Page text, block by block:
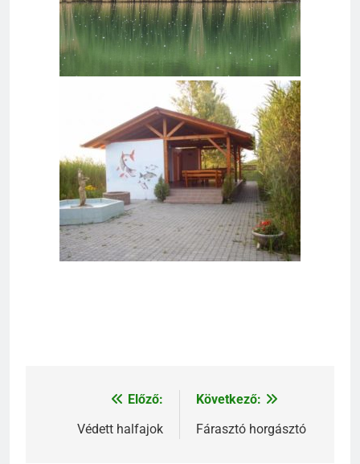
Bejegyzés
navigáció
Előző:
Védett halfajok
Következő:
Fárasztó horgásztó